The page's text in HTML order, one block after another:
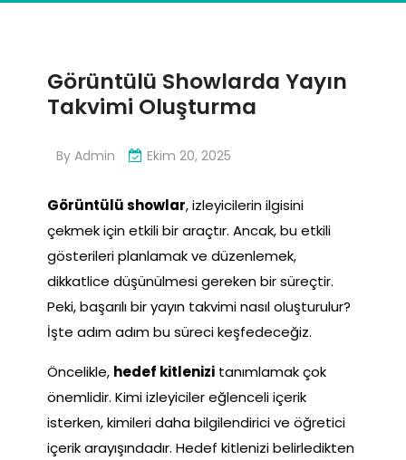
Görüntülü Showlarda Yayın
Takvimi Oluşturma
By Admin Ekim 20, 2025
Görüntülü showlar, izleyicilerin ilgisini
çekmek için etkili bir araçtır. Ancak, bu etkili
gösterileri planlamak ve düzenlemek,
dikkatlice düşünülmesi gereken bir süreçtir.
Peki, başarılı bir yayın takvimi nasıl oluşturulur?
İşte adım adım bu süreci keşfedeceğiz.
Öncelikle, hedef kitlenizi tanımlamak çok
önemlidir. Kimi izleyiciler eğlenceli içerik
isterken, kimileri daha bilgilendirici ve öğretici
içerik arayışındadır. Hedef kitlenizi belirledikten